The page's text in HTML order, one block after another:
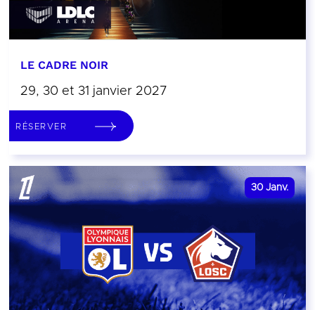
LE CADRE NOIR
29, 30 et 31 janvier 2027
RÉSERVER
30 Janv.